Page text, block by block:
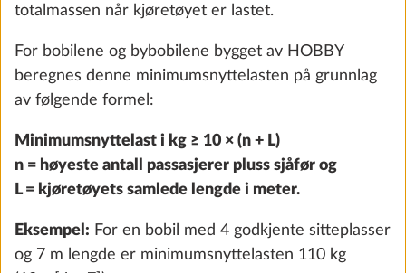
Kaldskummadrass med komfortsoner og
fjærende ramme for enkeltsenger
Legg til
totalmassen når kjøretøyet er lastet.
For bobilene og bybobilene bygget av HOBBY
beregnes denne minimumsnyttelasten på grunnlag
av følgende formel:
Minimumsnyttelast i kg ≥ 10 × (n + L)
n = høyeste antall passasjerer pluss sjåfør og
L = kjøretøyets samlede lengde i meter.
Eksempel: For en bobil med 4 godkjente sitteplasser
og 7 m lengde er minimumsnyttelasten 110 kg